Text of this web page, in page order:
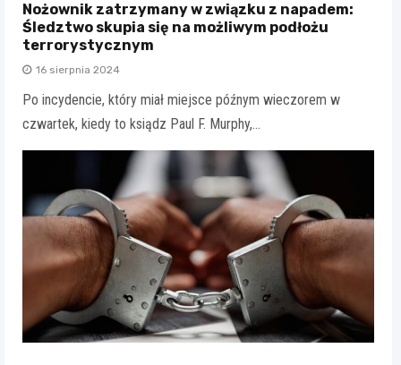
Nożownik zatrzymany w związku z napadem:
Śledztwo skupia się na możliwym podłożu
terrorystycznym
16 sierpnia 2024
Po incydencie, który miał miejsce późnym wieczorem w
czwartek, kiedy to ksiądz Paul F. Murphy,…